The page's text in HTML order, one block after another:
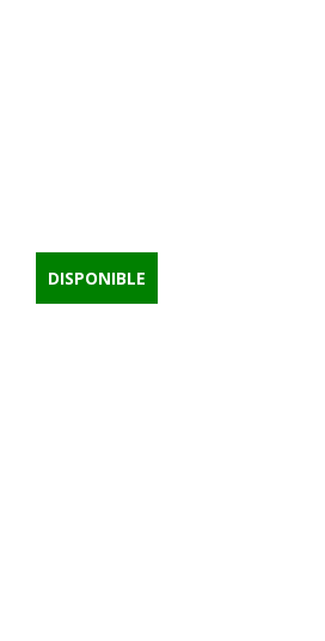
DISPONIBLE